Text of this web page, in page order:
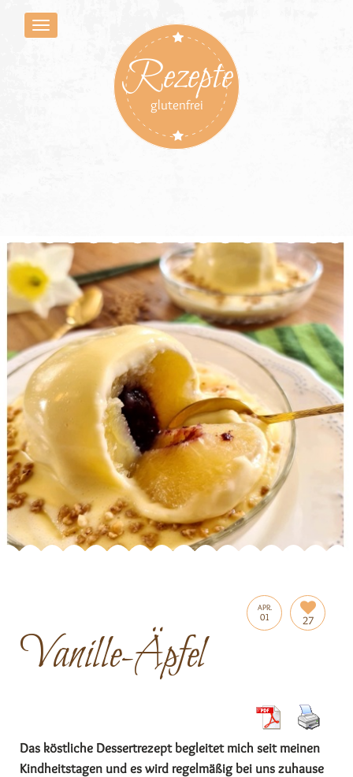
Rezepte
glutenfrei
APR.
01 27
Vanille-Äpfel
Das köstliche Dessertrezept begleitet mich seit meinen
Kindheitstagen und es wird regelmäßig bei uns zuhause